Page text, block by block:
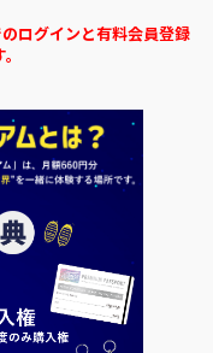
ログインと有料会員登録